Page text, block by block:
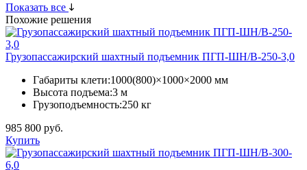
Показать все
Похожие решения
Грузопассажирский шахтный подъемник ПГП-ШН/В-250-3,0
Габариты клети:1000(800)×1000×2000 мм
Высота подъема:3 м
Грузоподъемность:250 кг
985 800 руб.
Купить